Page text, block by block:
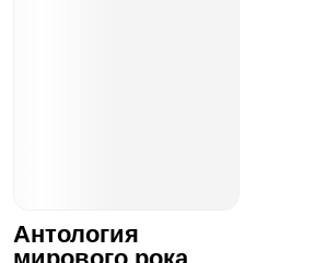
Антология